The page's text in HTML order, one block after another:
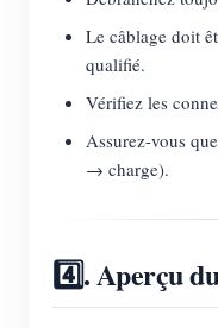
Le câblage doit
qualifié.
Vérifiez les
Assurez-vous
→ charge).
4️⃣. Aperçu